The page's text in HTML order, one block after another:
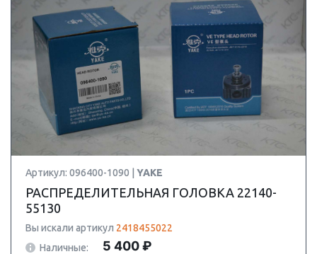
Артикул: 096400-1090 | YAKE
РАСПРЕДЕЛИТЕЛЬНАЯ ГОЛОВКА 22140-
55130
Вы искали артикул 2418455022
Наличные:
5 400 ₽